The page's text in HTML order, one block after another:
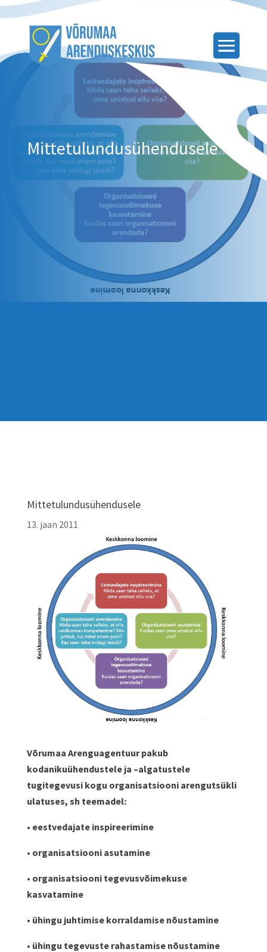
Mittetulundusühendusele
Mittetulundusühendusele
13. jaan 2011
Võrumaa Arenguagentuur pakub
kodanikuühendustele ja –algatustele
tugitegevusi kogu organisatsiooni arengutsükli
ulatuses, sh teemadel:
• eestvedajate inspireerimine
• organisatsiooni asutamine
• organisatsiooni tegevusvõimekuse
kasvatamine
• ühingu juhtimise korraldamise nõustamine
• ühingu tegevuste rahastamise nõustamine